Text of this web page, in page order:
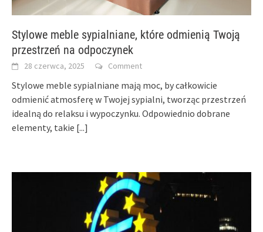
Stylowe meble sypialniane, które odmienią Twoją
przestrzeń na odpoczynek
28 czerwca, 2025 Comment
Stylowe meble sypialniane mają moc, by całkowicie
odmienić atmosferę w Twojej sypialni, tworząc przestrzeń
idealną do relaksu i wypoczynku. Odpowiednio dobrane
elementy, takie [...]